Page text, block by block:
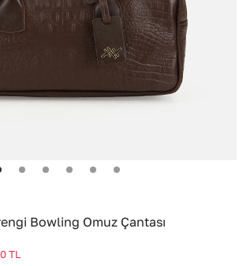
Bowling Omuz Çantası
TL